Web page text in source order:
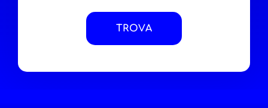
TROVA